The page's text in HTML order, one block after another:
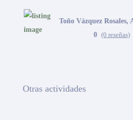
0 (0 reseñas)
Otras actividades